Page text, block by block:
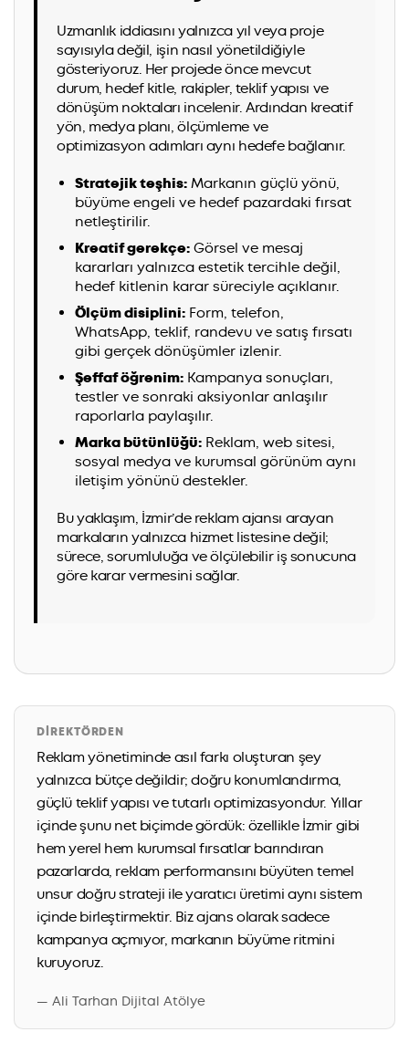
Uzmanlık iddiasını yalnızca yıl veya proje
sayısıyla değil, işin nasıl yönetildiğiyle
gösteriyoruz. Her projede önce mevcut
durum, hedef kitle, rakipler, teklif yapısı ve
dönüşüm noktaları incelenir. Ardından kreatif
yön, medya planı, ölçümleme ve
optimizasyon adımları aynı hedefe bağlanır.
Stratejik teşhis: Markanın güçlü yönü,
büyüme engeli ve hedef pazardaki fırsat
netleştirilir.
Kreatif gerekçe: Görsel ve mesaj
kararları yalnızca estetik tercihle değil,
hedef kitlenin karar süreciyle açıklanır.
Ölçüm disiplini: Form, telefon,
WhatsApp, teklif, randevu ve satış fırsatı
gibi gerçek dönüşümler izlenir.
Şeffaf öğrenim: Kampanya sonuçları,
testler ve sonraki aksiyonlar anlaşılır
raporlarla paylaşılır.
Marka bütünlüğü: Reklam, web sitesi,
sosyal medya ve kurumsal görünüm aynı
iletişim yönünü destekler.
Bu yaklaşım, İzmir’de reklam ajansı arayan
markaların yalnızca hizmet listesine değil;
sürece, sorumluluğa ve ölçülebilir iş sonucuna
göre karar vermesini sağlar.
DIREKTÖRDEN
Reklam yönetiminde asıl farkı oluşturan şey
yalnızca bütçe değildir; doğru konumlandırma,
güçlü teklif yapısı ve tutarlı optimizasyondur. Yıllar
içinde şunu net biçimde gördük: özellikle İzmir gibi
hem yerel hem kurumsal fırsatlar barındıran
pazarlarda, reklam performansını büyüten temel
unsur doğru strateji ile yaratıcı üretimi aynı sistem
içinde birleştirmektir. Biz ajans olarak sadece
kampanya açmıyor, markanın büyüme ritmini
kuruyoruz.
— Ali Tarhan Dijital Atölye